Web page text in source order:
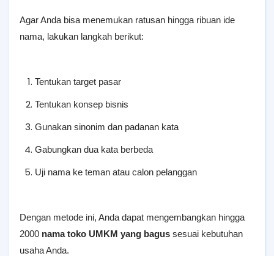
Agar Anda bisa menemukan ratusan hingga ribuan ide
nama, lakukan langkah berikut:
Tentukan target pasar
Tentukan konsep bisnis
Gunakan sinonim dan padanan kata
Gabungkan dua kata berbeda
Uji nama ke teman atau calon pelanggan
Dengan metode ini, Anda dapat mengembangkan hingga
2000 nama toko UMKM yang bagus sesuai kebutuhan
usaha Anda.